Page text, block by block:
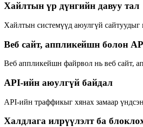
Хайлтын үр дүнгийн давуу тал
Хайлтын системүүд аюулгүй сайтуудыг
Веб сайт, аппликейшн болон
Веб аппликейшн файрвол нь веб сайт,
API-ийн аюулгүй байдал
API-ийн траффикыг хянах замаар
Халдлага илрүүлэлт ба